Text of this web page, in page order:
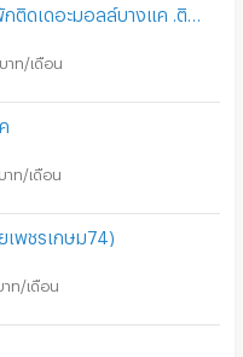
บาท/เดือน
บาท/เดือน
เพชรเกษม74)
าท/เดือน